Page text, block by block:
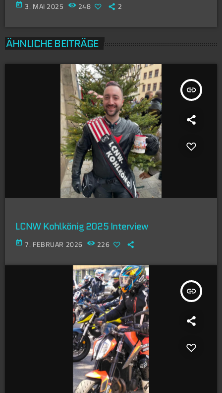
today 3. MAI 2025 248 2
ÄHNLICHE BEITRÄGE
insert_link
LCNW Kohlkönig 2025 Interview
today 7. FEBRUAR 2026 226
insert_link